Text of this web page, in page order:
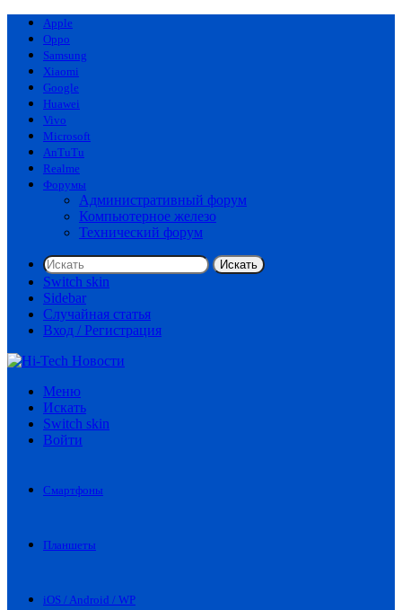
Apple
Oppo
Samsung
Xiaomi
Google
Huawei
Vivo
Microsoft
AnTuTu
Realme
Форумы
Административный форум
Компьютерное железо
Технический форум
Искать
Switch skin
Sidebar
Случайная статья
Вход / Регистрация
Меню
Искать
Switch skin
Войти
Смартфоны
Планшеты
iOS / Android / WP